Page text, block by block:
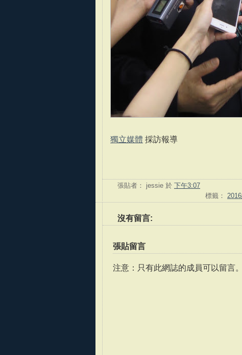
獨立媒體 採訪報導
張貼者： jessie 於 下午3:07
標籤：
沒有留言:
張貼留言
注意：只有此網誌的成員可以留言。